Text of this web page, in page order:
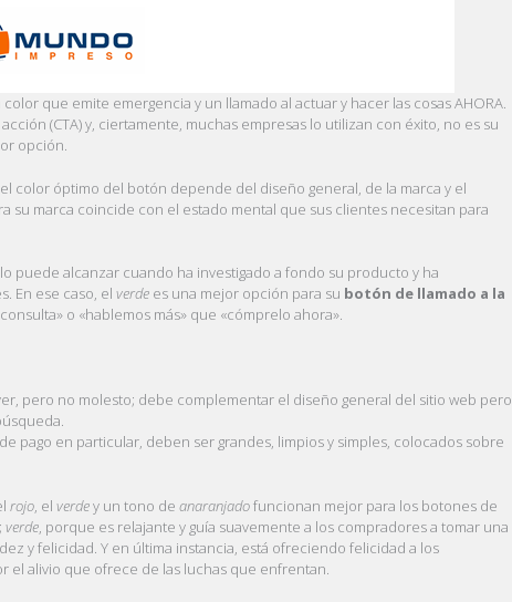
que emite emergencia y un llamado al actuar y hacer las cosas AHORA.
(CTA) y, ciertamente, muchas empresas lo utilizan con éxito, no es su
opción.
color óptimo del botón depende del diseño general, de la marca y el
su marca coincide con el estado mental que sus clientes necesitan para
puede alcanzar cuando ha investigado a fondo su producto y ha
En ese caso, el verde es una mejor opción para su botón de llamado a la
o «hablemos más» que «cómprelo ahora».
pero no molesto; debe complementar el diseño general del sitio web pero
pago en particular, deben ser grandes, limpios y simples, colocados sobre
rojo , el verdey un tono de anaranjadofuncionan mejor para los botones de
verde , porque es relajante y guía suavemente a los compradores a tomar una
y felicidad. Y en última instancia, está ofreciendo felicidad a los
alivio que ofrece de las luchas que enfrentan.